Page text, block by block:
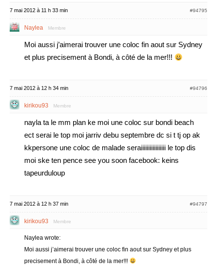
7 mai 2012 à 11 h 33 min #94795
Naylea Membre
Moi aussi j’aimerai trouver une coloc fin aout sur Sydney
et plus precisement à Bondi, à côté de la mer!!!
7 mai 2012 à 12 h 34 min #94796
kirikou93 Membre
nayla ta le mm plan ke moi une coloc sur bondi beach
ect serai le top moi jarriv debu septembre dc si t tj op ak
kkpersone une coloc de malade seraiiiiiiiiiiiiiiiii le top dis
moi ske ten pence see you soon facebook: keins
tapeurduloup
7 mai 2012 à 12 h 37 min #94797
kirikou93 Membre
Naylea wrote:
Moi aussi j’aimerai trouver une coloc fin aout sur Sydney et plus
precisement à Bondi, à côté de la mer!!!